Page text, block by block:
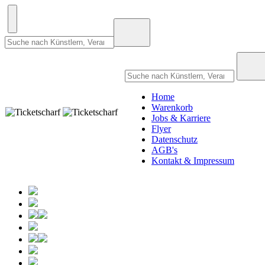
Home
Warenkorb
Jobs & Karriere
Flyer
Datenschutz
AGB's
Kontakt & Impressum